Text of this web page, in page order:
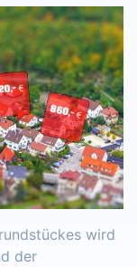
wird
der